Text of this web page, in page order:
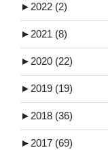
► 2022 (2)
► 2021 (8)
► 2020 (22)
► 2019 (19)
► 2018 (36)
► 2017 (69)